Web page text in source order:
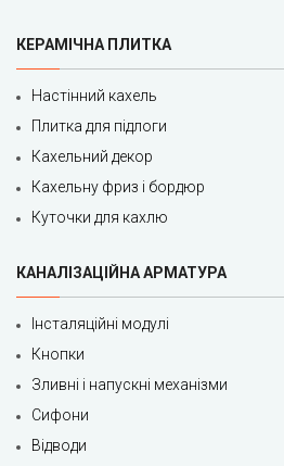
КЕРАМІЧНА ПЛИТКА
Настінний кахель
Плитка для підлоги
Кахельний декор
Кахельну фриз і бордюр
Куточки для кахлю
КАНАЛІЗАЦІЙНА АРМАТУРА
Інсталяційні модулі
Кнопки
Зливні і напускні механізми
Сифони
Відводи